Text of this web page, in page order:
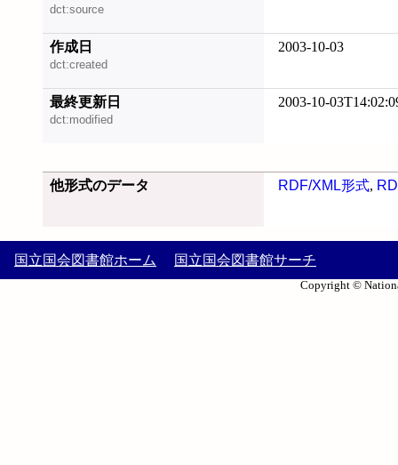
dct:source
作成日
dct:created
2003-10-03
最終更新日
dct:modified
2003-10-
他形式のデータ RDF/XML形式,
国立国会図書館ホーム 国立国会図書館サーチ
Copyright ©